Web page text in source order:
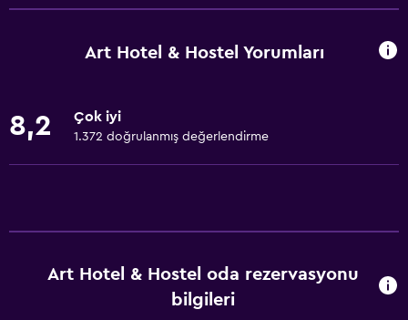
Aile odaları
Çekyat
Ortak banyo
Art Hotel & Hostel Yorumları
8,2 Çok iyi
1.372 doğrulanmış değerlendirme
Art Hotel & Hostel oda rezervasyonu
bilgileri